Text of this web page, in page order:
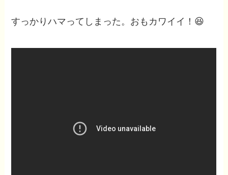
すっかりハマってしまった。おもカワイイ！😆